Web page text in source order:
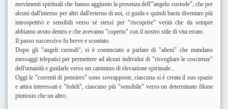
movimenti spirituali che hanno aggiunto la presenza dell'"angelo custode", che per
alcuni dall'interno per altri dall'esterno di noi, ci guida e quindi basta diventare più
introspettivi e sensibili verso sé stessi per "riscoprire" verità che da sempre
abbiamo avuto dentro e che avevamo "coperto" con il nostro stile di vita errato.
Il passo successivo fu breve e scontato.
Dopo gli "angeli custodi", si è cominciato a parlare di "alieni" che mandano
messaggi telepatici per permettere ad alcuni individui di "risvegliare le coscienze"
dell'umanità e guidarle verso un cammino di elevazione spirituale...
Oggi le "correnti di pensiero" sono sovrapposte, ciascuna si è creata il suo spazio
e attira interessati e "fedeli", ciascuno più "sensibile" verso un determinato filone
piuttosto che un altro.